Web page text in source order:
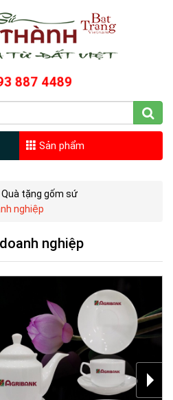
887 4489
Sản phẩm
Quà tặng gốm sứ
nghiệp
nghiệp